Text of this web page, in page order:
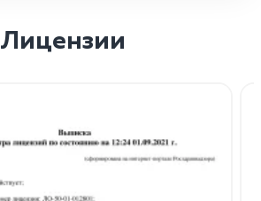
Лицензии